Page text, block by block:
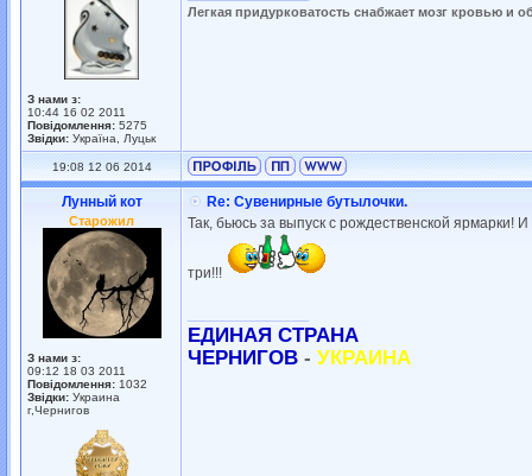
З нами з:
10:44 16 02 2011
Повідомлення: 5275
Звідки: Україна, Луцьк
Легкая придурковатость снабжает мозг кровью и
19:08 12 06 2014
Лунный кот
Старожил
З нами з:
09:12 18 03 2011
Повідомлення: 1032
Звідки: Украина
г,Чернигов
Re: Сувенирные бутылочки.
Так, бьюсь за выпуск с рождественской ярмарки!
три!!!
ЕДИНАЯ СТРАНА
ЧЕРНИГОВ - УКРАИНА